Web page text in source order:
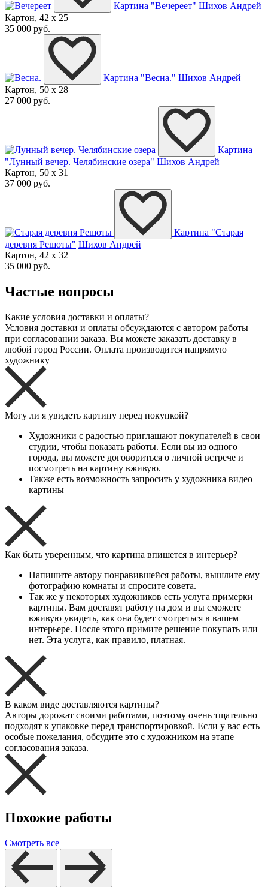
Картина "Вечереет" Шихов Андрей
Картон, 42 x 25
35 000 руб.
Картина "Весна." Шихов Андрей
Картон, 50 x 28
27 000 руб.
Картина
"Лунный вечер. Челябинские озера" Шихов Андрей
Картон, 50 x 31
37 000 руб.
Картина "Старая
деревня Решоты" Шихов Андрей
Картон, 42 x 32
35 000 руб.
Частые вопросы
Какие условия доставки и оплаты?
Условия доставки и оплаты обсуждаются с автором работы
при согласовании заказа. Вы можете заказать доставку в
любой город России. Оплата производится напрямую
художнику
Могу ли я увидеть картину перед покупкой?
Художники с радостью приглашают покупателей в свои
студии, чтобы показать работы. Если вы из одного
города, вы можете договориться о личной встрече и
посмотреть на картину вживую.
Также есть возможность запросить у художника видео
картины
Как быть уверенным, что картина впишется в интерьер?
Напишите автору понравившейся работы, вышлите ему
фотографию комнаты и спросите совета.
Так же у некоторых художников есть услуга примерки
картины. Вам доставят работу на дом и вы сможете
вживую увидеть, как она будет смотреться в вашем
интерьере. После этого примите решение покупать или
нет. Эта услуга, как правило, платная.
В каком виде доставляются картины?
Авторы дорожат своими работами, поэтому очень тщательно
подходят к упаковке перед транспортировкой. Если у вас есть
особые пожелания, обсудите это с художником на этапе
согласования заказа.
Похожие работы
Смотреть все